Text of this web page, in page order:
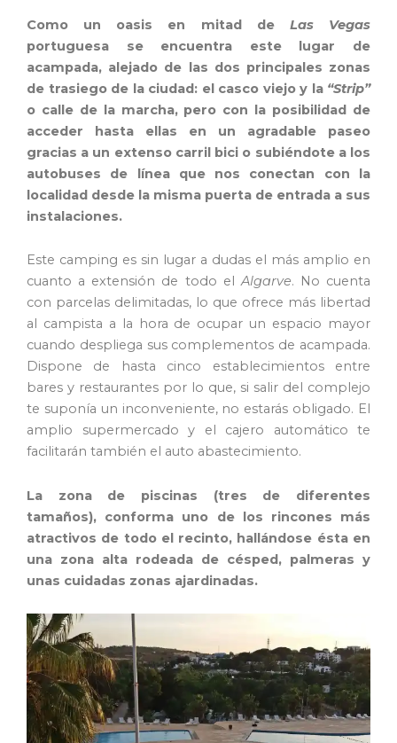
Como un oasis en mitad de Las Vegas
portuguesa se encuentra este lugar de
acampada, alejado de las dos principales zonas
de trasiego de la ciudad: el casco viejo y la “Strip”
o calle de la marcha, pero con la posibilidad de
acceder hasta ellas en un agradable paseo
gracias a un extenso carril bici o subiéndote a los
autobuses de línea que nos conectan con la
localidad desde la misma puerta de entrada a sus
instalaciones.
Este camping es sin lugar a dudas el más amplio en
cuanto a extensión de todo elAlgarve. No cuenta
con parcelas delimitadas, lo que ofrece más libertad
al campista a la hora de ocupar un espacio mayor
cuando despliega sus complementos de acampada.
Dispone de hasta cinco establecimientos entre
bares y restaurantes por lo que, si salir del complejo
te suponía un inconveniente, no estarás obligado. El
amplio supermercado y el cajero automático te
facilitarán también el auto abastecimiento.
La zona de piscinas (tres de diferentes
tamaños), conforma uno de los rincones más
atractivos de todo el recinto, hallándose ésta en
una zona alta rodeada de césped, palmeras y
unas cuidadas zonas ajardinadas.